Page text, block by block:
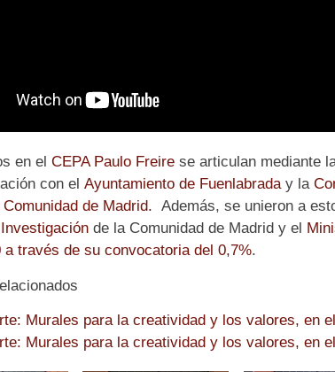
en el CEPA Paulo Freirese articulan mediante
con el Ayuntamiento de Fuenlabraday la
de Madrid. Además, se unieron a
de la Comunidad de Madrid y el
a través de su convocatoria del 0,7%.
Murales para la creatividad y los valores, en
Murales para la creatividad y los valores, en